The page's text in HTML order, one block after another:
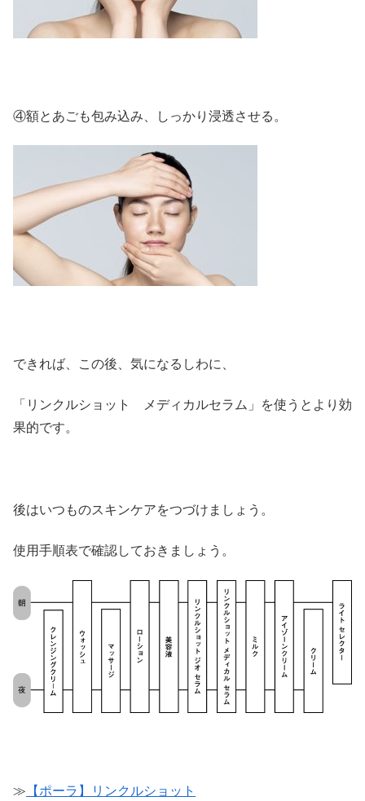
④額とあごも包み込み、しっかり浸透させる。
できれば、この後、気になるしわに、
「リンクルショット メディカルセラム」を使うとより効
果的です。
後はいつものスキンケアをつづけましょう。
使用手順表で確認しておきましょう。
≫ 【ポーラ】リンクルショット